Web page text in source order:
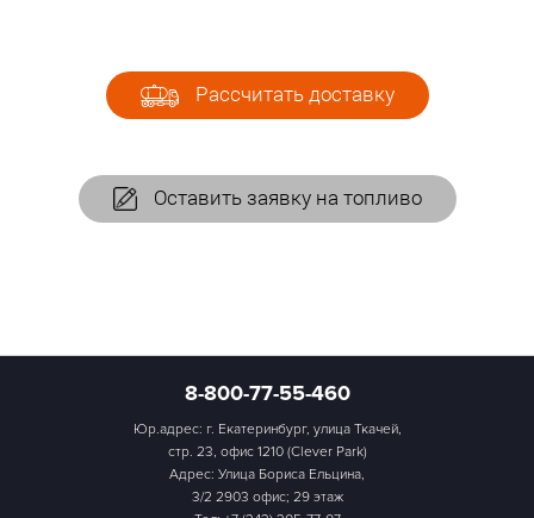
Рассчитать доставку
Оставить заявку на топливо
8-800-77-55-460
Юр.адрес: г. Екатеринбург, улица Ткачей,
стр. 23, офис 1210 (Clever Park)
Адрес: Улица Бориса Ельцина,
3/2 2903 офис; 29 этаж